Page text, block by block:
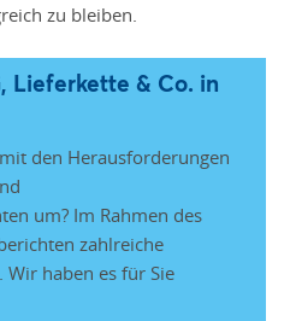
zu bleiben.
Lieferkette & Co. in
den Herausforderungen
um? Im Rahmen des
zahlreiche
Wir haben es für Sie